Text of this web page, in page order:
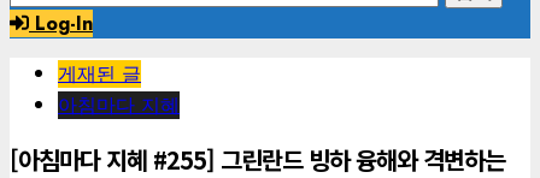
색:Log-In
게재된 글
아침마다 지혜
[아침마다 지혜 #255] 그린란드 빙하 융해와 격변하는